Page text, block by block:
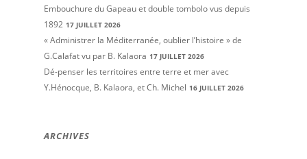
Embouchure du Gapeau et double tombolo vus depuis
1892 17 JUILLET 2026
« Administrer la Méditerranée, oublier l’histoire » de
G.Calafat vu par B. Kalaora 17 JUILLET 2026
Dé-penser les territoires entre terre et mer avec
Y.Hénocque, B. Kalaora, et Ch. Michel 16 JUILLET 2026
ARCHIVES